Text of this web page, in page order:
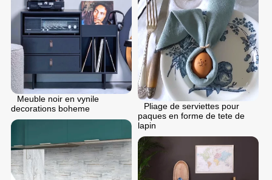
Meuble noir en vynile
decorations boheme
Pliage de serviettes pour
paques en forme de tete de
lapin